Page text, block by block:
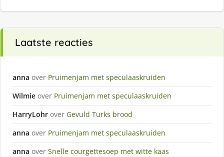
Laatste reacties
anna over Pruimenjam met speculaaskruiden
Wilmie over Pruimenjam met speculaaskruiden
HarryLohr over Gevuld Turks brood
anna over Pruimenjam met speculaaskruiden
anna over Snelle courgettesoep met witte kaas